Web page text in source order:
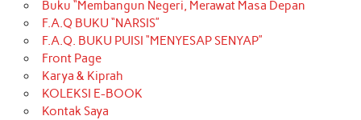
Buku “Membangun Negeri, Merawat Masa Depan
F.A.Q BUKU “NARSIS”
F.A.Q. BUKU PUISI “MENYESAP SENYAP”
Front Page
Karya & Kiprah
KOLEKSI E-BOOK
Kontak Saya